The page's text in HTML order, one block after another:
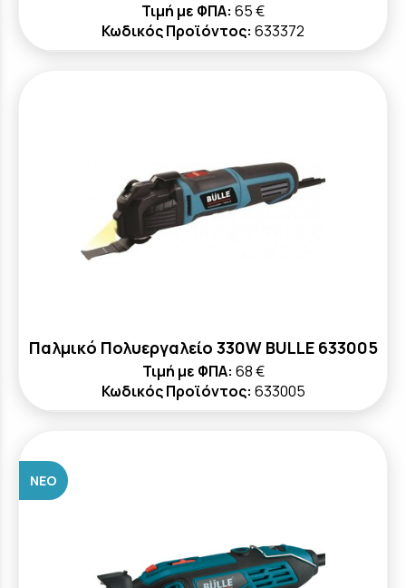
Τιμή με ΦΠΑ: 65 €
Κωδικός Προϊόντος: 633372
Παλμικό Πολυεργαλείο 330W BULLE 633005
Τιμή με ΦΠΑ: 68 €
Κωδικός Προϊόντος: 633005
ΝΈΟ